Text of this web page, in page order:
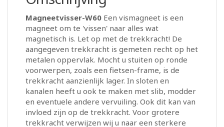
Magneetvisser-W60 Een vismagneet is een
magneet om te 'vissen' naar alles wat
magnetisch is. Let op met de trekkracht! De
aangegeven trekkracht is gemeten recht op het
metalen oppervlak. Mocht u stuiten op ronde
voorwerpen, zoals een fietsen-frame, is de
trekkracht aanzienlijk lager. In sloten en
kanalen heeft u ook te maken met slib, modder
en eventuele andere vervuiling. Ook dit kan van
invloed zijn op de trekkracht. Voor grotere
trekkracht verwijzen wij u naar een sterkere